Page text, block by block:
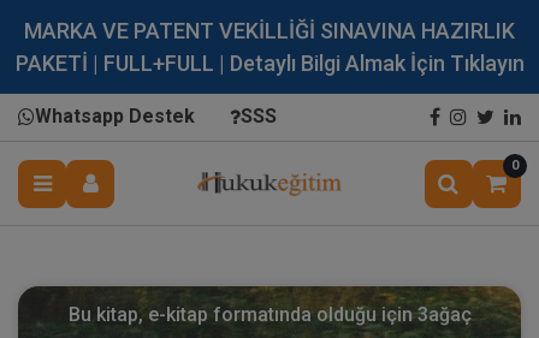
MARKA VE PATENT VEKİLLİĞİ SINAVINA HAZIRLIK
PAKETİ | FULL+FULL | Detaylı Bilgi Almak İçin Tıklayın
Whatsapp Destek SSS
0
Bu kitap, e-kitap formatında olduğu için3ağaç